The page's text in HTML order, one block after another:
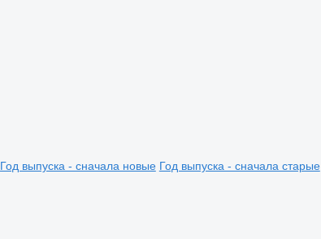
Год выпуска - сначала новые Год выпуска - сначала старые